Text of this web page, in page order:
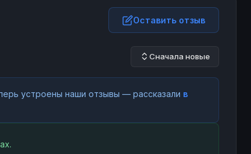
Оставить отзыв
Сначала новые
устроены наши отзывы — рассказали в